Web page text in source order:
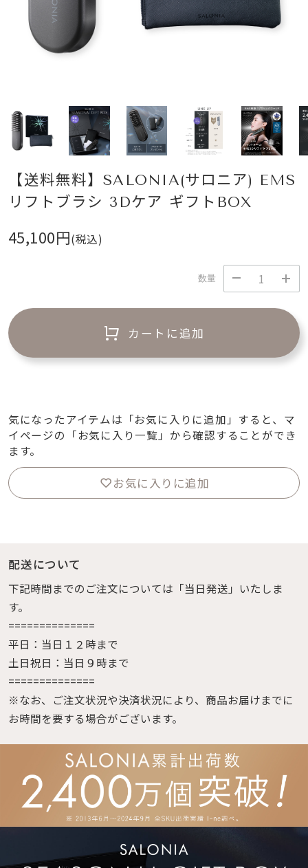
【送料無料】SALONIA(サロニア) EMS
リフトブラシ 3Dケア ギフトBOX
45,100円(税込)
数量
カートに追加
気になったアイテムは「お気に入りに追加」すると、マ
イページの「お気に入り一覧」から確認することができ
ます。
お気に入りに追加
配送について
下記時間までのご注文については「当日発送」いたしま
す。
==============
平日：当日１２時まで
土日祝日：当日９時まで
==============
※なお、ご注文状況や決済状況により、商品お届けまでに
お時間を要する場合がございます。